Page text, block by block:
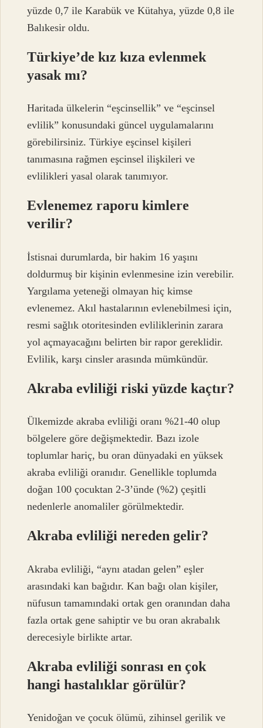
yüzde 0,7 ile Karabük ve Kütahya, yüzde 0,8 ile
Balıkesir oldu.
Türkiye’de kız kıza evlenmek
yasak mı?
Haritada ülkelerin “eşcinsellik” ve “eşcinsel
evlilik” konusundaki güncel uygulamalarını
görebilirsiniz. Türkiye eşcinsel kişileri
tanımasına rağmen eşcinsel ilişkileri ve
evlilikleri yasal olarak tanımıyor.
Evlenemez raporu kimlere
verilir?
İstisnai durumlarda, bir hakim 16 yaşını
doldurmuş bir kişinin evlenmesine izin verebilir.
Yargılama yeteneği olmayan hiç kimse
evlenemez. Akıl hastalarının evlenebilmesi için,
resmi sağlık otoritesinden evliliklerinin zarara
yol açmayacağını belirten bir rapor gereklidir.
Evlilik, karşı cinsler arasında mümkündür.
Akraba evliliği riski yüzde kaçtır?
Ülkemizde akraba evliliği oranı %21-40 olup
bölgelere göre değişmektedir. Bazı izole
toplumlar hariç, bu oran dünyadaki en yüksek
akraba evliliği oranıdır. Genellikle toplumda
doğan 100 çocuktan 2-3’ünde (%2) çeşitli
nedenlerle anomaliler görülmektedir.
Akraba evliliği nereden gelir?
Akraba evliliği, “aynı atadan gelen” eşler
arasındaki kan bağıdır. Kan bağı olan kişiler,
nüfusun tamamındaki ortak gen oranından daha
fazla ortak gene sahiptir ve bu oran akrabalık
derecesiyle birlikte artar.
Akraba evliliği sonrası en çok
hangi hastalıklar görülür?
Yenidoğan ve çocuk ölümü, zihinsel gerilik ve